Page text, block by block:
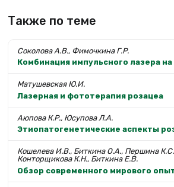
Также по теме
Соколова А.В., Фимочкина Г.Р.
Комбинация импульсного лазера
Матушевская Ю.И.
Лазерная и фототерапия розацеа
Аюпова К.Р., Юсупова Л.А.
Этиопатогенетические аспекты
Кошелева И.В., Биткина О.А., Першина
Конторщикова К.Н., Биткина Е.В.
Обзор современного мирового